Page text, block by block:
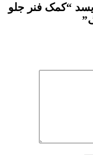
“کمک فنر جلو